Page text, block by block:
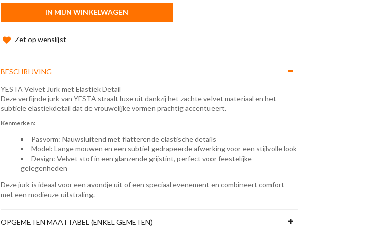
IN MIJN WINKELWAGEN
Zet op wenslijst
BESCHRIJVING
YESTA Velvet Jurk met Elastiek Detail
Deze verfijnde jurk van YESTA straalt luxe uit dankzij het zachte velvet materiaal en het
subtiele elastiekdetail dat de vrouwelijke vormen prachtig accentueert.
Kenmerken:
Pasvorm: Nauwsluitend met flatterende elastische details
Model: Lange mouwen en een subtiel gedrapeerde afwerking voor een stijlvolle look
Design: Velvet stof in een glanzende grijstint, perfect voor feestelijke
gelegenheden
Deze jurk is ideaal voor een avondje uit of een speciaal evenement en combineert comfort
met een modieuze uitstraling.
OPGEMETEN MAATTABEL (ENKEL GEMETEN)